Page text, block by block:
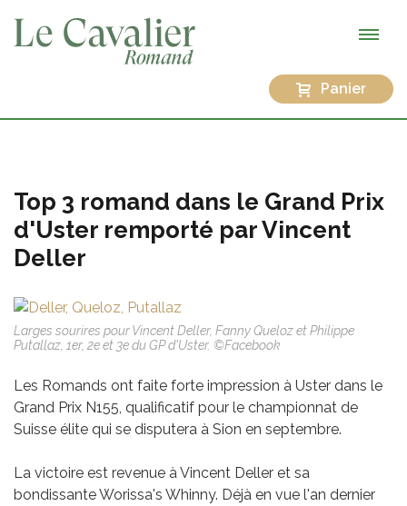
Panier
Top 3 romand dans le Grand Prix
d'Uster remporté par Vincent
Deller
Larges sourires pour Vincent Deller, Fanny Queloz et Philippe
Putallaz, 1er, 2e et 3e du GP d'Uster. ©Facebook
Les Romands ont faite forte impression à Uster dans le
Grand Prix N155, qualificatif pour le championnat de
Suisse élite qui se disputera à Sion en septembre.
La victoire est revenue à Vincent Deller et sa
bondissante Worissa's Whinny. Déjà en vue l'an dernier